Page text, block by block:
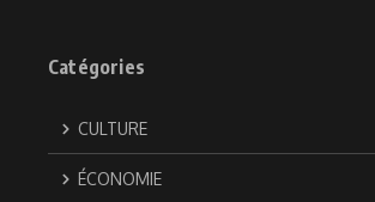
Catégories
CULTURE
ÉCONOMIE